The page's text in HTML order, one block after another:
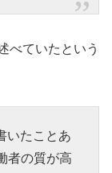
べていたという
いたことあ
者の質が高